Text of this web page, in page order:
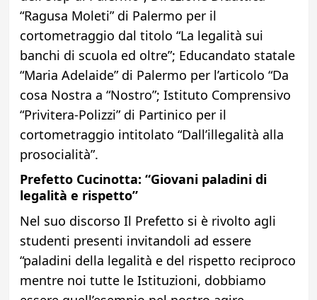
“Ragusa Moleti” di Palermo per il
cortometraggio dal titolo “La legalità sui
banchi di scuola ed oltre”; Educandato statale
“Maria Adelaide” di Palermo per l’articolo “Da
cosa Nostra a “Nostro”; Istituto Comprensivo
“Privitera-Polizzi” di Partinico per il
cortometraggio intitolato “Dall’illegalità alla
prosocialità”.
Prefetto Cucinotta: “Giovani paladini di
legalità e rispetto”
Nel suo discorso Il Prefetto si è rivolto agli
studenti presenti invitandoli ad essere
“paladini della legalità e del rispetto reciproco
mentre noi tutte le Istituzioni, dobbiamo